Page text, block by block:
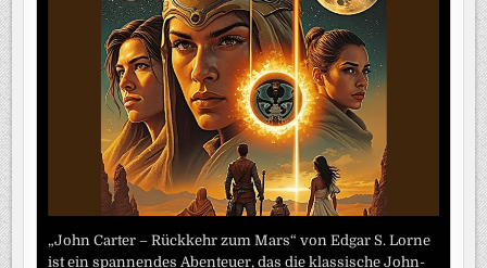
„John Carter – Rückkehr zum Mars“ von Edgar S. Lorne
ist ein spannendes Abenteuer, das die klassische John-